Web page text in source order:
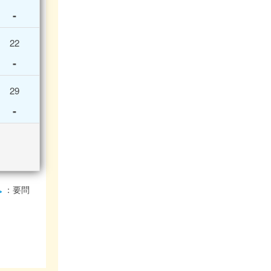
-
22
-
29
-
：要問